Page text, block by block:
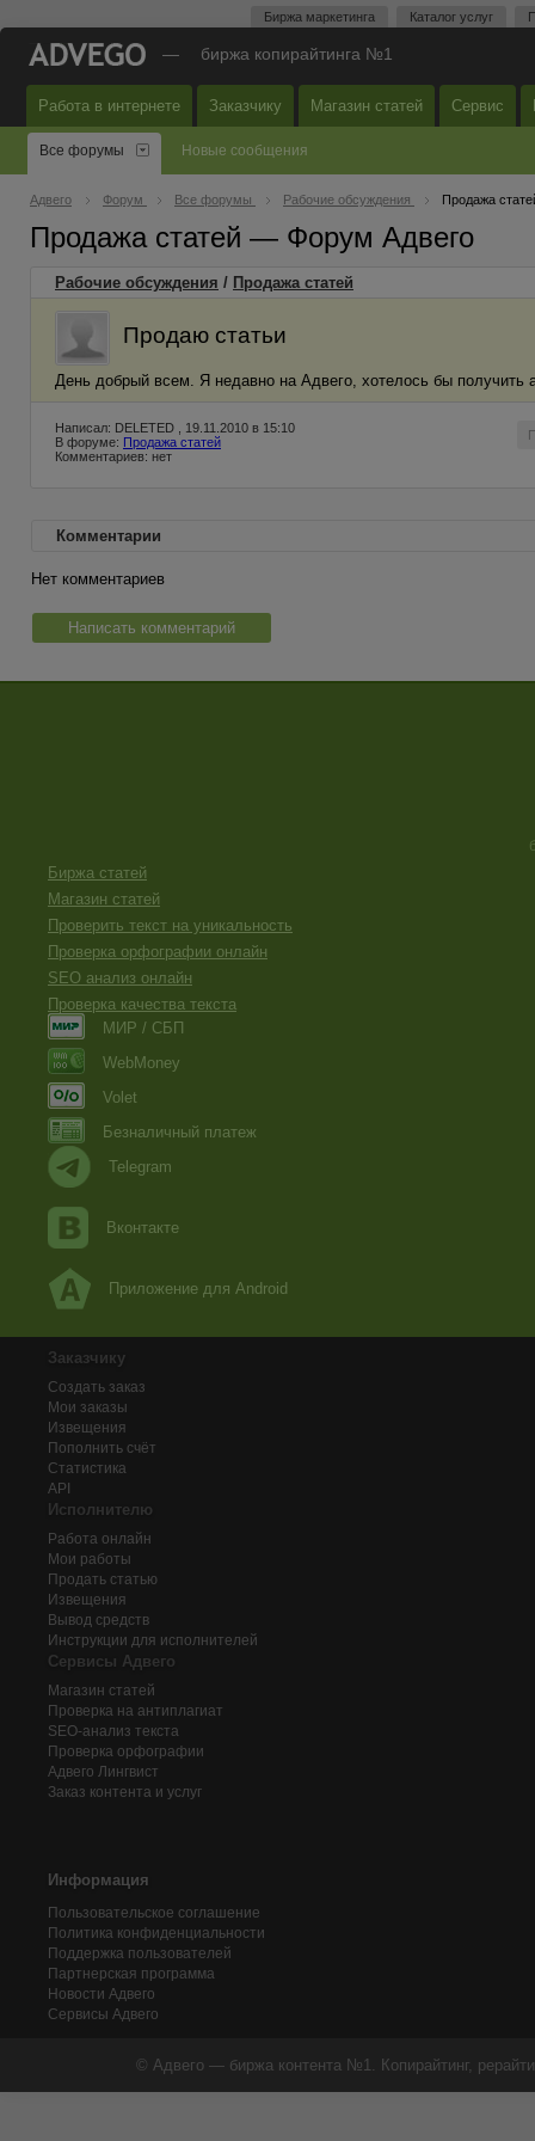
Биржа маркетинга Каталог услуг
— биржа копирайтинга №1
Работа в интернете Заказчику Магазин статей Сервис
Все форумы Новые сообщения
Адвего Форум Все форумы Рабочие обсуждения Продажа
Продажа статей — Форум Адвего
Рабочие обсуждения / Продажа статей
Продаю статьи
День добрый всем. Я недавно на Адвего, хотелось бы получить
Написал: DELETED , 19.11.2010 в 15:10
В форуме: Продажа статей
Комментариев: нет
Комментарии
Нет комментариев
Написать комментарий
Биржа статей
Магазин статей
Проверить текст на уникальность
Проверка орфографии онлайн
SEO анализ онлайн
Проверка качества текста
МИР / СБП
WebMoney
Volet
Безналичный платеж
Telegram
Вконтакте
Приложение для Android
Заказчику
Создать заказ
Мои заказы
Извещения
Пополнить счёт
Статистика
API
Исполнителю
Работа онлайн
Мои работы
Продать статью
Извещения
Вывод средств
Инструкции для исполнителей
Сервисы Адвего
Магазин статей
Проверка на антиплагиат
SEO-анализ текста
Проверка орфографии
Адвего Лингвист
Заказ контента и услуг
Информация
Пользовательское соглашение
Политика конфиденциальности
Поддержка пользователей
Партнерская программа
Новости Адвего
Сервисы Адвего
© Адвего — биржа контента №1. Копирайтинг,